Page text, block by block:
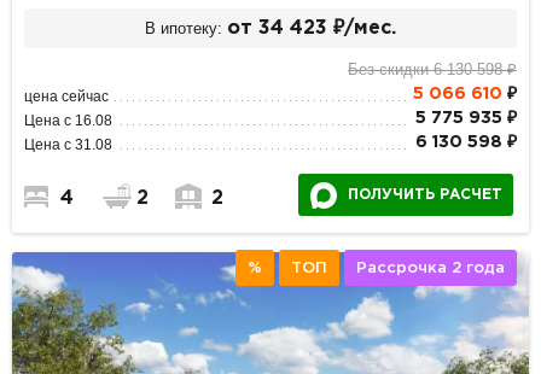
В ипотеку: от 34 423 ₽/мес.
Без скидки 6 130 598 ₽
цена сейчас 5 066 610 ₽
Цена с 16.08 5 775 935 ₽
Цена с 31.08 6 130 598 ₽
4 2 2 ПОЛУЧИТЬ РАСЧЕТ
% ТОП Рассрочка 2 года